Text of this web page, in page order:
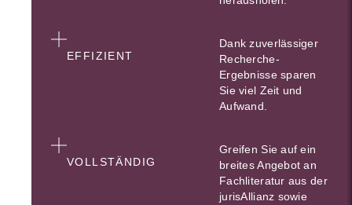
EFFIZIENT
Dank zuverlässiger
Recherche-
Ergebnisse sparen
Sie viel Zeit und
Aufwand.
VOLLSTÄNDIG
Greifen Sie auf ein
breites Angebot an
Fachliteratur aus der
jurisAllianz sowie